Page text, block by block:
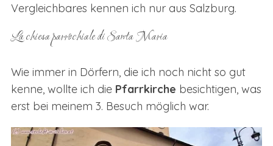
Vergleichbares kennen ich nur aus Salzburg.
La chiesa parrochiale di Santa Maria
Wie immer in Dörfern, die ich noch nicht so gut
kenne, wollte ich die Pfarrkirche besichtigen, was
erst bei meinem 3. Besuch möglich war.